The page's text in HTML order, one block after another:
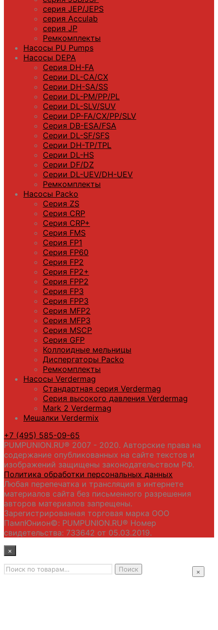
серия JEP/JEPS
серия Acculab
серия JP
Ремкомплекты
Насосы PU Pumps
Насосы DEPA
Серия DH-FA
Серии DL-CA/CX
Серии DH-SA/SS
Серии DL-PM/РР/PL
Серии DL-SLV/SUV
Серии DP-FA/CX/PP/SLV
Серия DB-ЕSA/FSA
Серии DL-SF/SFS
Серии DН-ТP/ТPL
Серии DL-HS
Серии DF/DZ
Серии DL-UEV/DH-UEV
Ремкомплекты
Насосы Packo
Серия ZS
Серия CRP
Серия CRP+
Серия FMS
Серия FP1
Серия FP60
Серия FP2
Серия FP2+
Серия FPP2
Серия FP3
Серия FPP3
Серия МFP2
Серия МFP3
Серия MSCP
Серия GFP
Коллоидные мельницы
Диспергаторы Packo
Ремкомплекты
Насосы Verdermag
Стандартная серия Verdermag
Серия высокого давления Verdermag
Mark 2 Verdermag
Мешалки Verdermix
+7 (495) 585-09-65
PUMPUNION.RU® 2007 - 2020. Авторские права на
содержание опубликованных на сайте текстов и
изображений защищены законодательством РФ.
Политика обработки персональных данных
Любая перепечатка и трансляция в интернете
материалов сайта без письменного разрешения
авторов материалов запрещены.
Зарегистрированная торговая марка ООО
ПампЮнион©: PUMPUNION.RU® Номер
свидетельства: 733642 от 05.03.2019.
×
Главная
×
Искать: Поиск